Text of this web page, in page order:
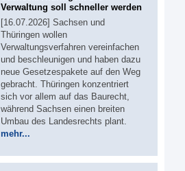
Verwaltung soll schneller werden
[16.07.2026] Sachsen und
Thüringen wollen
Verwaltungsverfahren vereinfachen
und beschleunigen und haben dazu
neue Gesetzespakete auf den Weg
gebracht. Thüringen konzentriert
sich vor allem auf das Baurecht,
während Sachsen einen breiten
Umbau des Landesrechts plant.
mehr...